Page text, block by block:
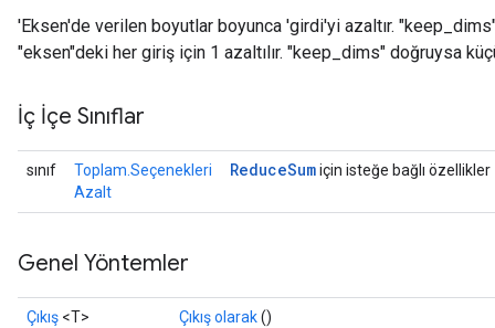
'Eksen'de verilen boyutlar boyunca 'girdi'yi azaltır.
"eksen"deki her giriş için 1 azaltılır. "keep_dims" doğruysa
İç İçe Sınıflar
sınıf
Toplam.Seçenekleri
Azalt
ReduceSumiçin isteğe bağlı özellikler
Genel Yöntemler
Çıkış <T> Çıkış olarak()